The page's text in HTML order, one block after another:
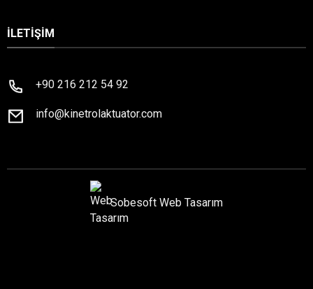
İLETIŞIM
+90 216 212 54 92
info@kinetrolaktuator.com
Sobesoft Web Tasarım